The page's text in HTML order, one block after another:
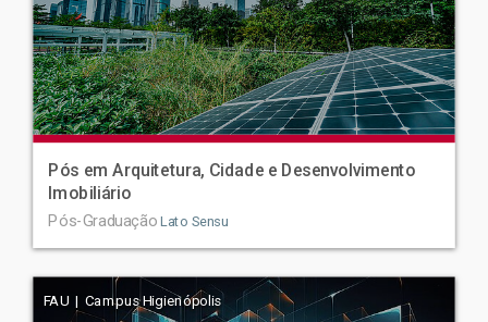
Pós em Arquitetura, Cidade e Desenvolvimento
Imobiliário
Pós-Graduação Lato Sensu
FAU | Campus Higienópolis